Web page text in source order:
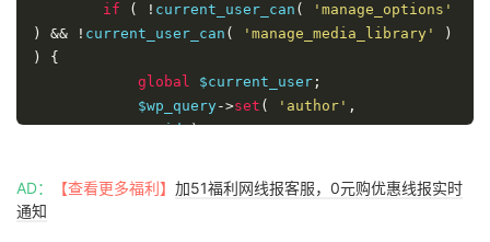
if
( ! current_user_can (
'manage_options'
)
&& ! current_user_can ( 'manage_media_library'
)
)
{
global $current_user ;
            $wp_query
->set ( 'author' ,
$current_user->id );
}
}
AD： 【查看更多福利】 加51福利网线报客服，0元购优惠线报实时
通知